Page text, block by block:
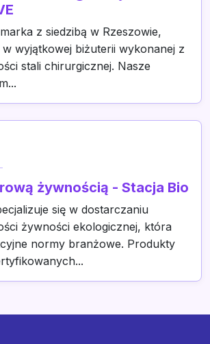
z siedzibą w Rzeszowie,
w wyjątkowej biżuterii wykonanej z
stali chirurgicznej. Nasze
żywnością - Stacja Bio
się w dostarczaniu
żywności ekologicznej, która
normy branżowe. Produkty